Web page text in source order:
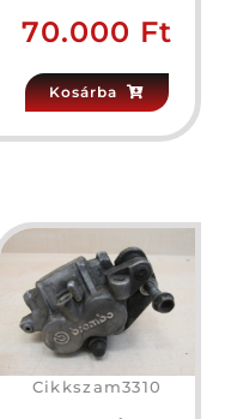
70.000 Ft
Kosárba
Cikkszam3310